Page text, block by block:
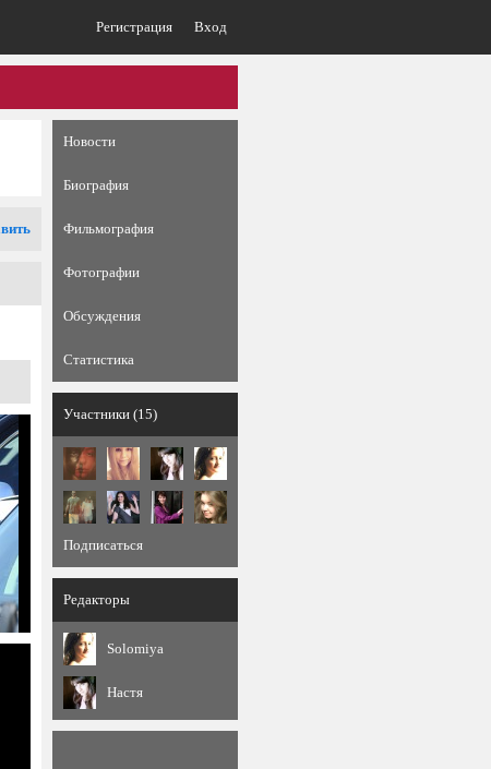
Регистрация Вход
Новости
Биография
Фильмография
Фотографии
Обсуждения
Статистика
Участники (15)
Подписаться
Редакторы
Solomiya
Настя